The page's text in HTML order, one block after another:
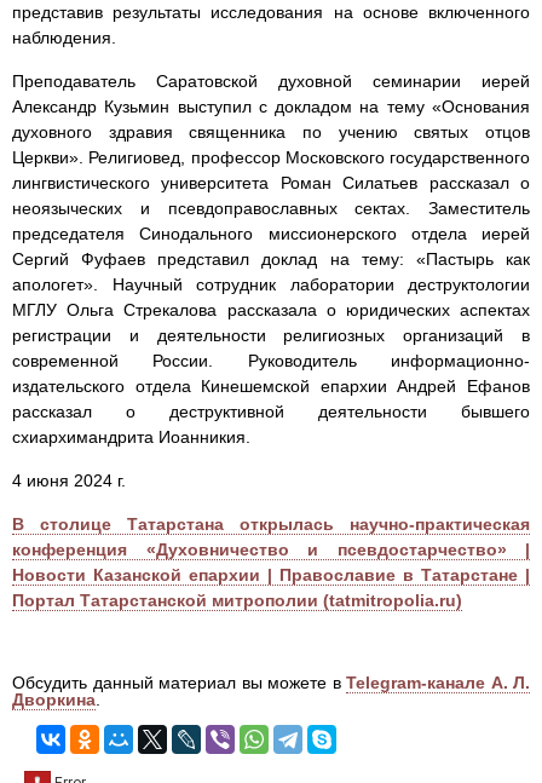
представив результаты исследования на основе включенного
наблюдения.
Преподаватель Саратовской духовной семинарии иерей
Александр Кузьмин выступил с докладом на тему «Основания
духовного здравия священника по учению святых отцов
Церкви». Религиовед, профессор Московского государственного
лингвистического университета Роман Силатьев рассказал о
неоязыческих и псевдоправославных сектах. Заместитель
председателя Синодального миссионерского отдела иерей
Сергий Фуфаев представил доклад на тему: «Пастырь как
апологет». Научный сотрудник лаборатории деструктологии
МГЛУ Ольга Стрекалова рассказала о юридических аспектах
регистрации и деятельности религиозных организаций в
современной России. Руководитель информационно-
издательского отдела Кинешемской епархии Андрей Ефанов
рассказал о деструктивной деятельности бывшего
схиархимандрита Иоанникия.
4 июня 2024 г.
В столице Татарстана открылась научно-практическая
конференция «Духовничество и псевдостарчество» |
Новости Казанской епархии | Православие в Татарстане |
Портал Татарстанской митрополии (tatmitropolia.ru)
Обсудить данный материал вы можете в Telegram-канале А. Л.
Дворкина